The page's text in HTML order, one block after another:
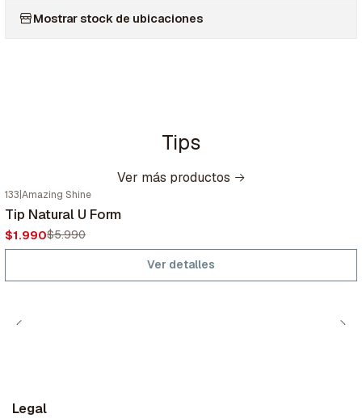
Mostrar stock de ubicaciones
Tips
Ver más productos
-67%
OFF
Agotado
133 Amazing Shine
Tip Natural U Form
$1.990$5.990
Ver detalles
Legal